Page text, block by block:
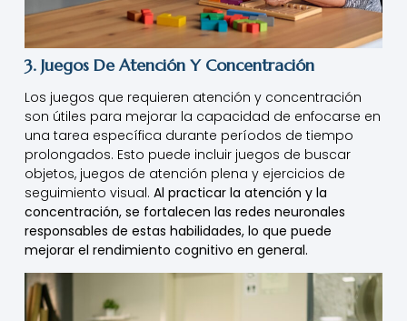
3. Juegos De Atención Y Concentración
Los juegos que requieren atención y concentración
son útiles para mejorar la capacidad de enfocarse en
una tarea específica durante períodos de tiempo
prolongados. Esto puede incluir juegos de buscar
objetos, juegos de atención plena y ejercicios de
seguimiento visual. Al practicar la atención y la
concentración, se fortalecen las redes neuronales
responsables de estas habilidades, lo que puede
mejorar el rendimiento cognitivo en general.